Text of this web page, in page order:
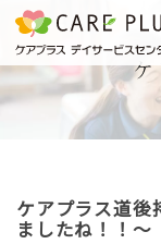
こんな方に
おすすめ
一日体験
ケアプラス道
ましたね！！～